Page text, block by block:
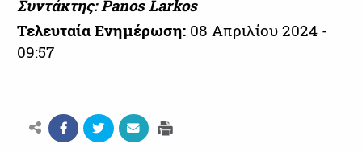
Συντάκτης: Panos Larkos
Τελευταία Ενημέρωση: 08 Απριλίου 2024 -
09:57